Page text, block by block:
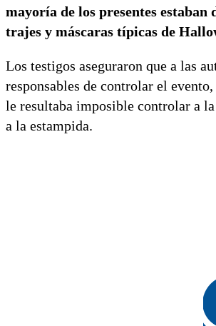
mayoría de los presentes estaban
trajes y máscaras típicas de
Los testigos aseguraron que a las
responsables de controlar el
le resultaba imposible controlar a
a la estampida.